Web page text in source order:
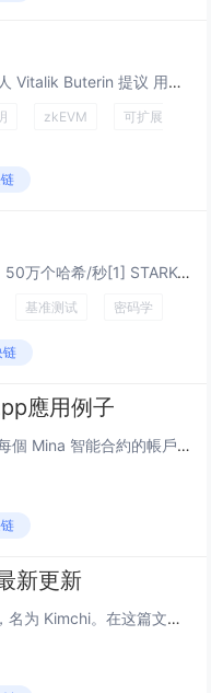
在 4 月 20 日星期日，以太坊联合创始人 Vitalik Buterin 提议 用性能更高的、使用 RISC-V 指令集的执行环境来替代以太坊虚拟机（EVM）。 在这篇文章中，我将解释该提案对以太坊开发路线图和价值主张的影响。 附：...
zkEVM
可扩展
用例 基于哈希的签名的聚合 乐观要求：50万个哈希/秒[1] STARKed 二叉哈希树 最坏情况要求：10万个哈希/秒[2] 要求 后量子友好 可证明的可靠性...
基准测试 密码学
链
應用例子
<!--StartFragment--> Mina 架構簡介 每個 Mina 智能合約的帳戶可容納 8 個任意字段的元素。每個字段的大小大約為 32 個bytes。這看起來可能不多，但考慮到在底層，以太坊使用了類似的機制，其...
新更新
我们最近发布了 Mina 证明系统的更新，名为 Kimchi。在这篇文章中，我们将介绍 Kimchi 是什么以及它的不同之处。 简介 作者：David Wong，o1Labs 加密工程师，Mina 协议贡献者 我们最近发...